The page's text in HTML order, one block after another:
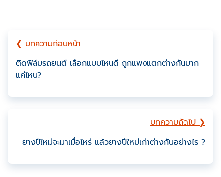
❮ บทความก่อนหน้า
ติดฟิล์มรถยนต์ เลือกแบบไหนดี ถูกแพงแตกต่างกันมาก
แค่ไหน?
บทความถัดไป ❯
ยางปีใหม่จะมาเมื่อไหร่ แล้วยางปีใหม่เก่าต่างกันอย่างไร ?